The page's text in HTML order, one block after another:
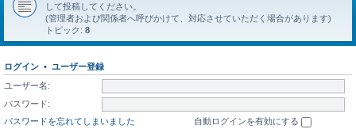
して投稿してください。
(管理者および関係者へ呼びかけて、対応させていただく場合があります)
トピック: 8
ログイン • ユーザー登録
ユーザー名:
パスワード:
パスワードを忘れてしまいました
自動ログインを有効にする